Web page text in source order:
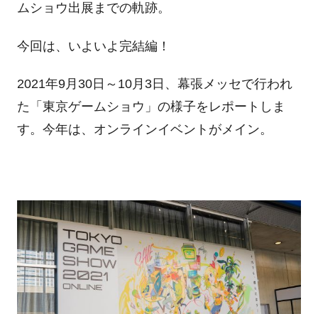
ムショウ出展までの軌跡。
今回は、いよいよ完結編！
2021年9月30日～10月3日、幕張メッセで行われ
た「東京ゲームショウ」の様子をレポートしま
す。今年は、オンラインイベントがメイン。